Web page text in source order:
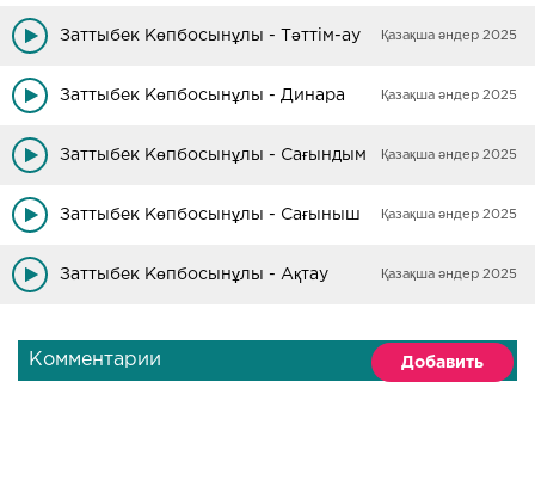
Заттыбек Көпбосынұлы - Тәттім-ау Қазақша әндер 2025
Заттыбек Көпбосынұлы - Динара Қазақша әндер 2025
Заттыбек Көпбосынұлы - Сағындым Қазақша әндер 2025
Заттыбек Көпбосынұлы - Сағыныш Қазақша әндер 2025
Заттыбек Көпбосынұлы - Ақтау Қазақша әндер 2025
Комментарии Добавить